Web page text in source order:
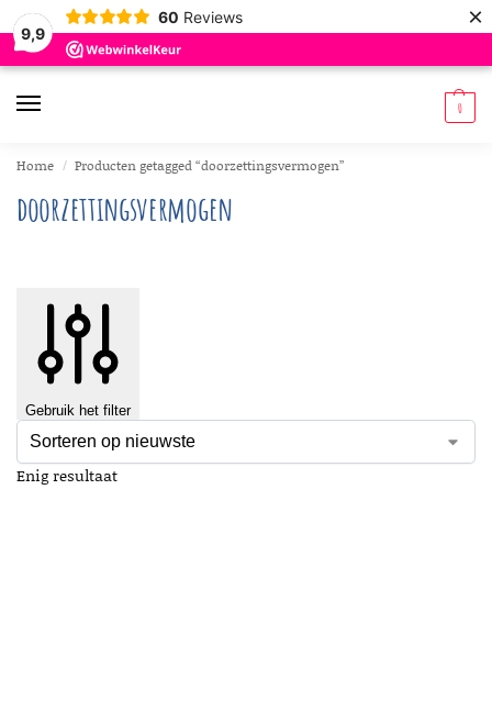
9,9
60 Reviews ×
0
Home / Producten getagged “doorzettingsvermogen”
doorzettingsvermogen
Gebruik het filter
Enig resultaat